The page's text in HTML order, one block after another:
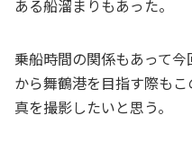
ある船溜まりもあった。
乗船時間の関係もあって
から舞鶴港を目指す際も
真を撮影したいと思う。